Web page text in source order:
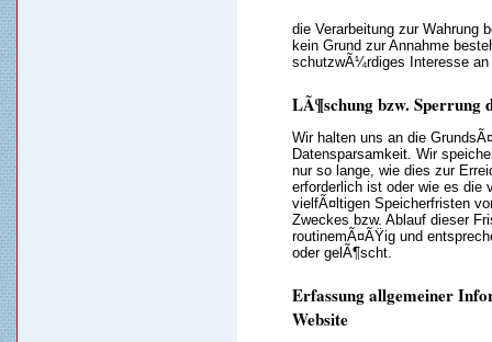
die Verarbeitung zur Wahrung
kein Grund zur Annahme
schutzwÃ¼rdiges Interesse an
LÃ¶schung bzw. Sperrung
Wir halten uns an die
Datensparsamkeit. Wir
nur so lange, wie dies zur
erforderlich ist oder wie es die
vielfÃ¤ltigen Speicherfristen
Zweckes bzw. Ablauf dieser
routinemÃ¤ÃŸig und
oder gelÃ¶scht.
Erfassung allgemeiner
Website